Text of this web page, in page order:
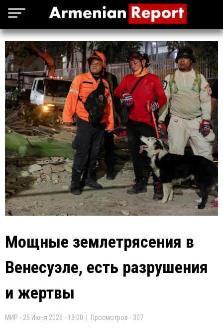
Мощные землетрясения в
Венесуэле, есть разрушения
и жертвы
МИР - 25 Июня 2026 - 13:00 | Просмотров - 307